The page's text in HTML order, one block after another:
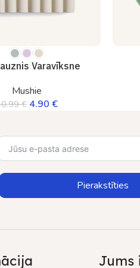
Varavīksne
Mushie
€ 4.90 €
Pierakstīties
Jums